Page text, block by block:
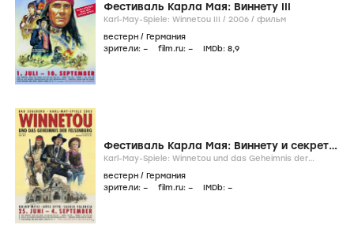
Фестиваль Карла Мая: Виннету III
Karl-May-Spiele: Winnetou III / 2006 / фильм
вестерн / Германия
зрители: – film.ru: – IMDb: 8,9
Фестиваль Карла Мая: Виннету и секрет
крепости
Karl-May-Spiele: Winnetou und das Geheimnis der
вестерн / Германия
зрители: – film.ru: – IMDb: –